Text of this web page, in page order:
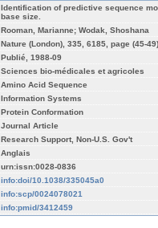
Identification of predictive sequence
base size.
Rooman, Marianne; Wodak, Shoshana
Nature (London), 335, 6185, page (45-49)
Publié, 1988-09
Sciences bio-médicales et agricoles
Amino Acid Sequence
Information Systems
Protein Conformation
Journal Article
Research Support, Non-U.S. Gov't
Anglais
urn:issn:0028-0836
info:doi/10.1038/335045a0
info:scp/0024078021
info:pmid/3412459